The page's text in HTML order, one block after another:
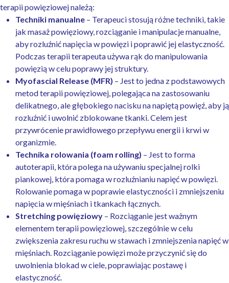
terapii powięziowej należą:
Techniki manualne – Terapeuci stosują różne techniki, takie
jak masaż powięziowy, rozciąganie i manipulacje manualne,
aby rozluźnić napięcia w powięzi i poprawić jej elastyczność.
Podczas terapii terapeuta używa rąk do manipulowania
powięzią w celu poprawy jej struktury.
Myofascial Release (MFR) – Jest to jedna z podstawowych
metod terapii powięziowej, polegająca na zastosowaniu
delikatnego, ale głębokiego nacisku na napiętą powięź, aby ją
rozluźnić i uwolnić zblokowane tkanki. Celem jest
przywrócenie prawidłowego przepływu energii i krwi w
organizmie.
Technika rolowania (foam rolling) – Jest to forma
autoterapii, która polega na używaniu specjalnej rolki
piankowej, która pomaga w rozluźnianiu napięć w powięzi.
Rolowanie pomaga w poprawie elastyczności i zmniejszeniu
napięcia w mięśniach i tkankach łącznych.
Stretching powięziowy – Rozciąganie jest ważnym
elementem terapii powięziowej, szczególnie w celu
zwiększenia zakresu ruchu w stawach i zmniejszenia napięć w
mięśniach. Rozciąganie powięzi może przyczynić się do
uwolnienia blokad w ciele, poprawiając postawę i
elastyczność.